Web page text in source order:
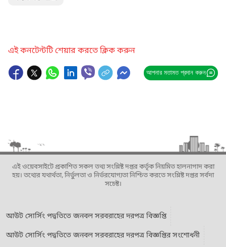
এই কনটেন্টটি শেয়ার করতে ক্লিক করুন
আপনার মতামত প্রদান করুন
এই ওয়েবসাইটে প্রকাশিত সকল তথ্য সংশ্লিষ্ট দপ্তর কর্তৃক নিয়মিত হালনাগাদ করা
হয়। তথ্যের যথার্থতা, নির্ভুলতা ও নির্ভরযোগ্যতা নিশ্চিত করতে সংশ্লিষ্ট দপ্তর সর্বদা
সচেষ্ট।
আউট সোর্সিং পদ্বতিতে জনবল সরবরাহের দরপত্র বিজ্ঞপ্তি
আউট সোর্সিং পদ্বতিতে জনবল সরবরাহের দরপত্র বিজ্ঞপ্তির সংশোধনী